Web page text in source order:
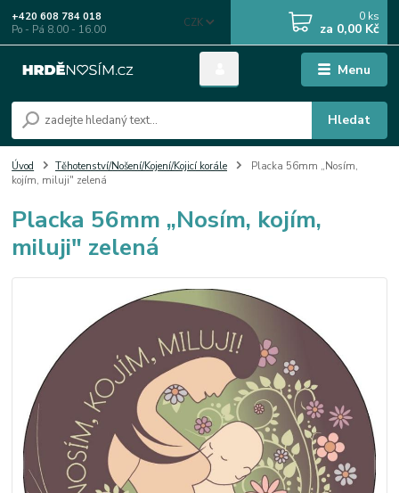
Menu
CZK
Hledat
+420 608 784 018
Po - Pá 8.00 - 16.00
0 ks
za 0,00 Kč
Úvod Těhotenství/Nošení/Kojení/Kojicí korále
Placka 56mm „Nosím,
kojím, miluji" zelená
Placka 56mm „Nosím, kojím,
miluji" zelená